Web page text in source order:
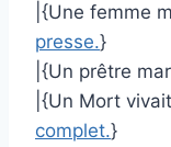
|{Une femme
presse.}
|{Un prêtre
|{Un Mort
complet.}